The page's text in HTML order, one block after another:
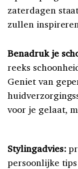
zaterdagen
zullen
Benadruk je
reeks
Geniet van
voor je gelaat,
Stylingadvies:
persoonlijke